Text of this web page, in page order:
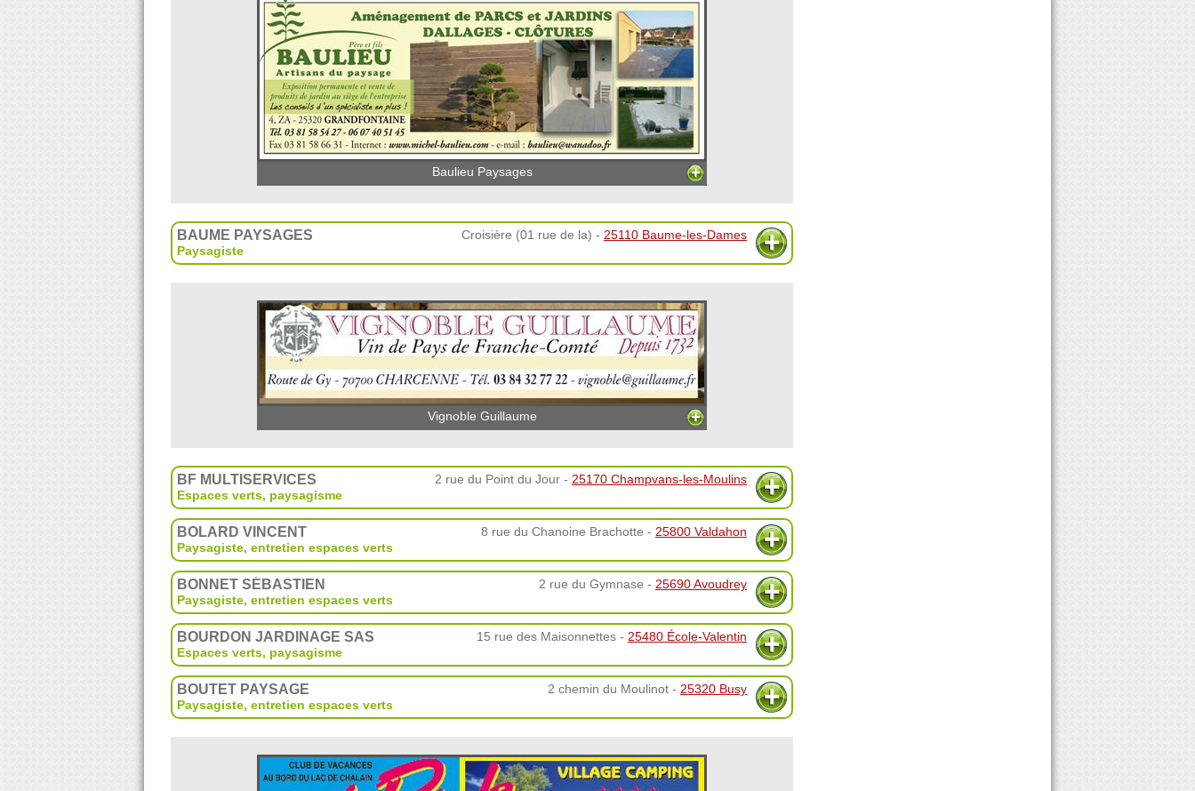
Baulieu Paysages
BAUME PAYSAGES Croisière (01 rue de la) - 25110 Baume-les-Dames
Paysagiste
Vignoble Guillaume
BF MULTISERVICES 2 rue du Point du Jour - 25170 Champvans-les-Moulins
Espaces verts, paysagisme
BOLARD VINCENT 8 rue du Chanoine Brachotte - 25800 Valdahon
Paysagiste, entretien espaces verts
BONNET SÉBASTIEN 2 rue du Gymnase - 25690 Avoudrey
Paysagiste, entretien espaces verts
BOURDON JARDINAGE SAS 15 rue des Maisonnettes - 25480 École-Valentin
Espaces verts, paysagisme
BOUTET PAYSAGE 2 chemin du Moulinot - 25320 Busy
Paysagiste, entretien espaces verts